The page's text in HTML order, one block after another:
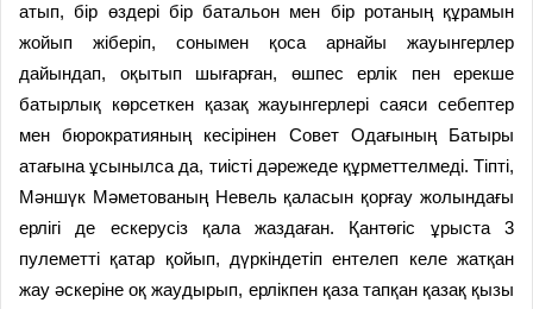
атып, бір өздері бір батальон мен бір ротаның құрамын
жойып жіберіп, сонымен қоса арнайы жауынгерлер
дайындап, оқытып шығарған, өшпес ерлік пен ерекше
батырлық көрсеткен қазақ жауынгерлері саяси себептер
мен бюрократияның кесірінен Совет Одағының Батыры
атағына ұсынылса да, тиісті дәрежеде құрметтелмеді. Тіпті,
Мәншүк Мәметованың Невель қаласын қорғау жолындағы
ерлігі де ескерусіз қала жаздаған. Қантөгіс ұрыста 3
пулеметті қатар қойып, дүркіндетіп ентелеп келе жатқан
жау әскеріне оқ жаудырып, ерлікпен қаза тапқан қазақ қызы